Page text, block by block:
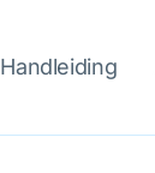
Handleiding